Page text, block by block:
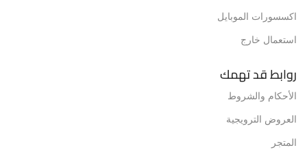
اكسسورات الموبايل
استعمال خارج
روابط قد تهمك
الأحكام والشروط
العروض الترويجية
المتجر